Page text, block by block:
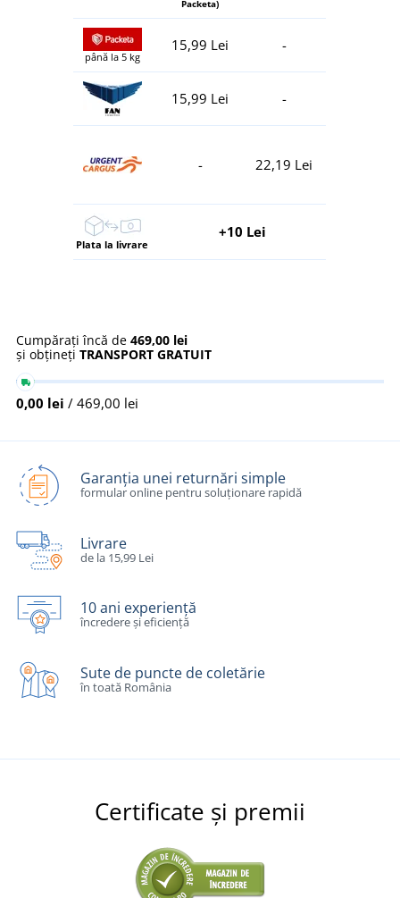
Packeta)
până la 5 kg
15,99 Lei -
15,99 Lei -
- 22,19 Lei
Plata la livrare
+10 Lei
Cumpărați încă de 469,00 lei
și obțineți TRANSPORT GRATUIT
0,00 lei / 469,00 lei
Garanția unei returnări simple
formular online pentru soluționare rapidă
Livrare
de la 15,99 Lei
10 ani experiență
încredere și eficiență
Sute de puncte de coletărie
în toată România
Certificate și premii